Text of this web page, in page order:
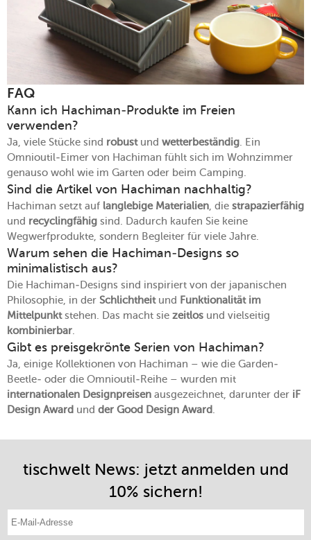
FAQ
Kann ich Hachiman-Produkte im Freien
verwenden?
Ja, viele Stücke sind robustund wetterbeständig. Ein
Omnioutil-Eimer von Hachiman fühlt sich im Wohnzimmer
genauso wohl wie im Garten oder beim Camping.
Sind die Artikel von Hachiman nachhaltig?
Hachiman setzt auf langlebige Materialien, die strapazierfähig
und recyclingfähig sind. Dadurch kaufen Sie keine
Wegwerfprodukte, sondern Begleiter für viele Jahre.
Warum sehen die Hachiman-Designs so
minimalistisch aus?
Die Hachiman-Designs sind inspiriert von der japanischen
Philosophie, in der Schlichtheitund Funktionalität im
Mittelpunktstehen. Das macht sie zeitlos und vielseitig
kombinierbar.
Gibt es preisgekrönte Serien von Hachiman?
Ja, einige Kollektionen von Hachiman – wie die Garden-
Beetle- oder die Omnioutil-Reihe – wurden mit
internationalen Designpreisen ausgezeichnet, darunter der iF
Design Award und der Good Design Award.
tischwelt News: jetzt anmelden und
10% sichern!
E-Mail-Adresse eintragen